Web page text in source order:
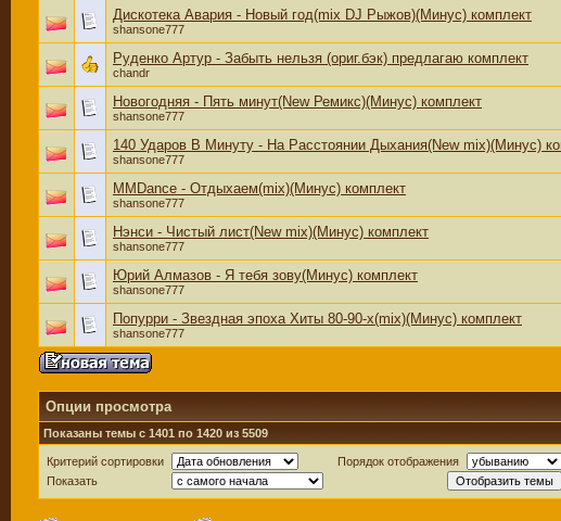
Дискотека Авария - Новый год(mix DJ Рыжов)(Минус) комплект
shansone777
Руденко Артур - Забыть нельзя (ориг.бэк) предлагаю комплект
chandr
Новогодняя - Пять минут(New Ремикс)(Минус) комплект
shansone777
140 Ударов В Минуту - На Расстоянии Дыхания(New mix)(Минус)
shansone777
MMDance - Отдыхаем(mix)(Минус) комплект
shansone777
Нэнси - Чистый лист(New mix)(Минус) комплект
shansone777
Юрий Алмазов - Я тебя зову(Минус) комплект
shansone777
Попурри - Звездная эпоха Хиты 80-90-х(mix)(Минус) комплект
shansone777
Опции просмотра
Показаны темы с 1401 по 1420 из 5509
Критерий сортировки
Порядок отображения
Показать